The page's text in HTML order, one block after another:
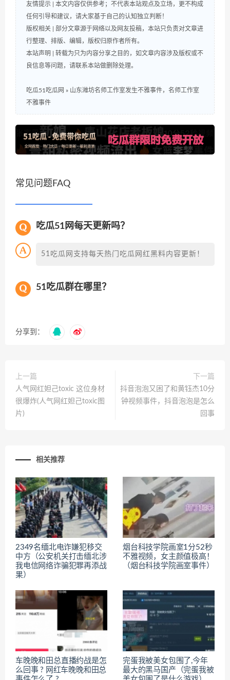
友情提示 | 本文内容仅供参考；不代表本站观点及立场，更不构成
任何引导和建议，请大家基于自己的认知独立判断！
版权相关 | 部分文章源于网络以及网友投稿，本站只负责对文章进
行整理、排版、编辑，版权归原作者所有。
本站声明 | 转载为只为内容分享之目的，如文章内容涉及版权或不
良信息等问题，请联系本站做删除处理。
吃瓜51吃瓜网 » 山东潍坊名师工作室发生不雅事件，名师工作室
不雅事件
常见问题FAQ
吃瓜51网每天更新吗？
51吃瓜网支持每天热门吃瓜网红黑料内容更新！
51吃瓜群在哪里？
分享到：
上一篇
人气网红妲己toxic 这位身材
很爆炸(人气网红妲己toxic图
片)
下一篇
抖音泡泡又困了和黄钰杰10分
钟视频事件，抖音泡泡是怎么
回事
相关推荐
2349名缅北电诈嫌犯移交
中方（公安机关打击缅北涉
我电信网络诈骗犯罪再添战
果）
烟台科技学院画室1分52秒
不雅视频，女主颜值极高！
（烟台科技学院画室事件）
车晚晚和田总直播约战是怎
么回事 ? 网红车晚晚和田总
完蛋我被美女包围了,今年
最大的黑马国产（完蛋我被